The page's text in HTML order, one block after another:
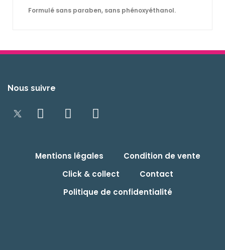
Formulé sans paraben, sans phénoxyéthanol.
Nous suivre
Mentions légales
Condition de vente
Click & collect
Contact
Politique de confidentialité